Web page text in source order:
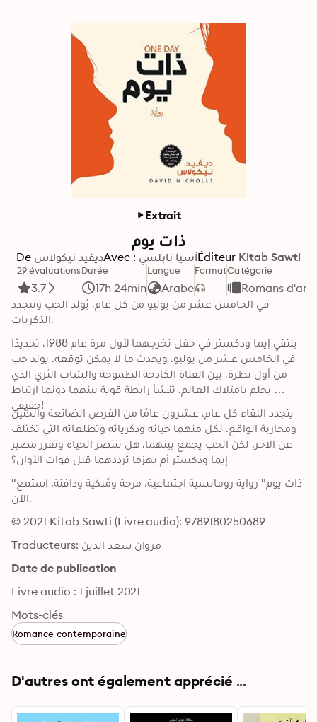
Extrait
ذات يوم
De ديفيد نيكولاسAvec : آسيا نابلسيÉditeur Kitab Sawti
29 évaluations
3.7
Durée
17h 24min
Langue
Arabe
FormatCatégorie
Romans
في الخامس عشر من يوليو من كل عام، يُولد الحب وتتجدد
الذكريات.
يلتقي إيما ودكستر في حفل تخرجهما لأول مرة عام 1988، تحديدًا
في الخامس عشر من يوليو، ويحدث ما لا يمكن توقعه. يولد حب
من أول نظرة، بين الفتاة الكادحة الطموحة والشاب الثري الذي
يحلم بامتلاك العالم. تنشأ رابطة قوية بينهما دونما ارتباط
حقيقي!
يتجدد اللقاء كل عام، عشرون عامًا من الفرص الضائعة والحنين
ومحاربة الواقع. لكل منهما حياته وذكرياته وتطلعاته التي تختلف
عن الآخر. لكن الحب يجمع بينهما. هل تنتصر الحياة وتقرر مصير
إيما ودكستر أم يهزما ترددهما قبل فوات الأوان؟
"ذات يوم" رواية رومانسية اجتماعية، مرحة ومُبكية ودافئة. استمع
الآن.
© 2021 Kitab Sawti (Livre audio): 9789180250689
Traducteurs: مروان سعد الدين
Date de publication
Livre audio : 1 juillet 2021
Mots-clés
Romance contemporaine
D'autres ont également apprécié ...